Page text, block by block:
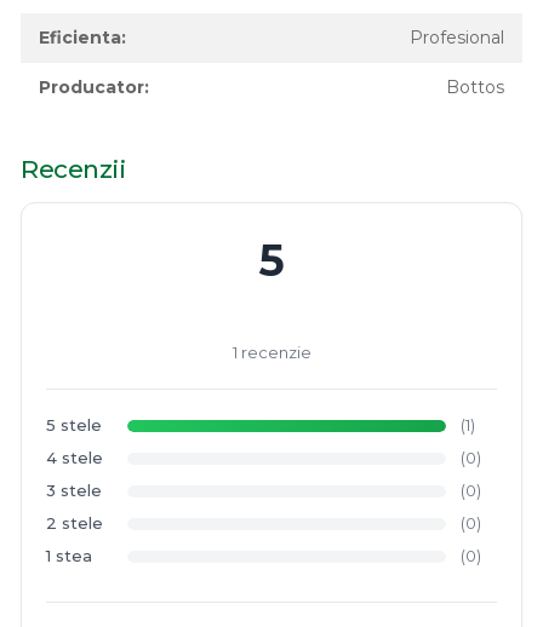
Eficienta: Profesional
Producator: Bottos
Recenzii
5
1 recenzie
5 stele
(1)
4 stele
(0)
3 stele
(0)
2 stele
(0)
1 stea
(0)